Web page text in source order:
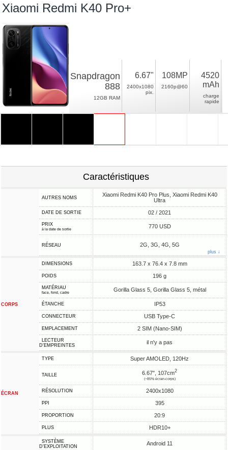
Xiaomi Redmi K40 Pro+
Snapdragon
888
12GB RAM
6.67"
2400x1080
pix.
108MP
2160p@60
4520
mAh
charge
rapide
Caractéristiques
AUTRES NOMS
Xiaomi Redmi K40 Pro Plus, Xiaomi Redmi K40
Ultra
DATE DE SORTIE 02 / 2021
PRIX
à la date de sortie 770 USD
RÉSEAU 2G, 3G, 4G, 5G
plus ↓
CORPS
DIMENSIONS 163.7 x 76.4 x 7.8 mm
POIDS 196 g
MATÉRIAU
face, fond, cadre Gorilla Glass 5, Gorilla Glass 5, métal
ÉTANCHE IP53
CONNECTEUR USB Type-C
EMPLACEMENT 2 SIM (Nano-SIM)
LECTEUR
D'EMPREINTES
il n'y a pas
ÉCRAN
TYPE Super AMOLED, 120Hz
TAILLE 6.67", 107cm2
(~85% écran-corps)
RÉSOLUTION 2400x1080
PPI 395
PROPORTION 20:9
PLUS HDR10+
SYSTÈME
D'EXPLOITATION
Android 11